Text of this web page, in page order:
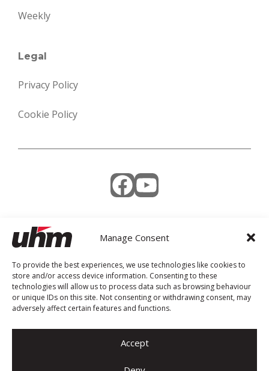
Manage Consent
To provide the best experiences, we use technologies like cookies to
store and/or access device information. Consenting to these
technologies will allow us to process data such as browsing behaviour
or unique IDs on this site. Not consenting or withdrawing consent, may
adversely affect certain features and functions.
Accept
Weekly
Legal
Privacy Policy
Cookie Policy
Facebook
YouTube
Weekly Newsletter